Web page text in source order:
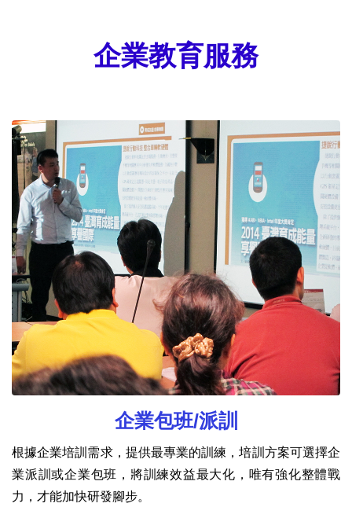
企業教育服務
企業包班/派訓
根據企業培訓需求，提供最專業的訓練，培訓方案可選擇企
業派訓或企業包班，將訓練效益最大化，唯有強化整體戰
力，才能加快研發腳步。